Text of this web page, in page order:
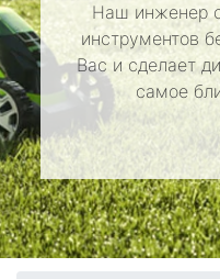
Наш инженер
инструментов
Вас и сделает
самое